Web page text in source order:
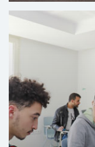
Centro de
y del turismo de